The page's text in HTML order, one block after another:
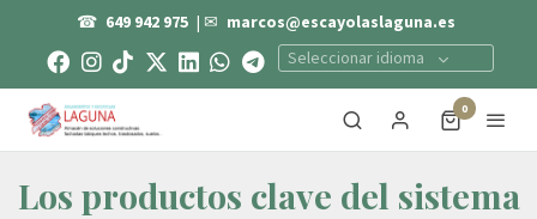
☎ 649 942 975 | ✉ marcos@escayolaslaguna.es
Seleccionar idioma
0
Los productos clave del sistema